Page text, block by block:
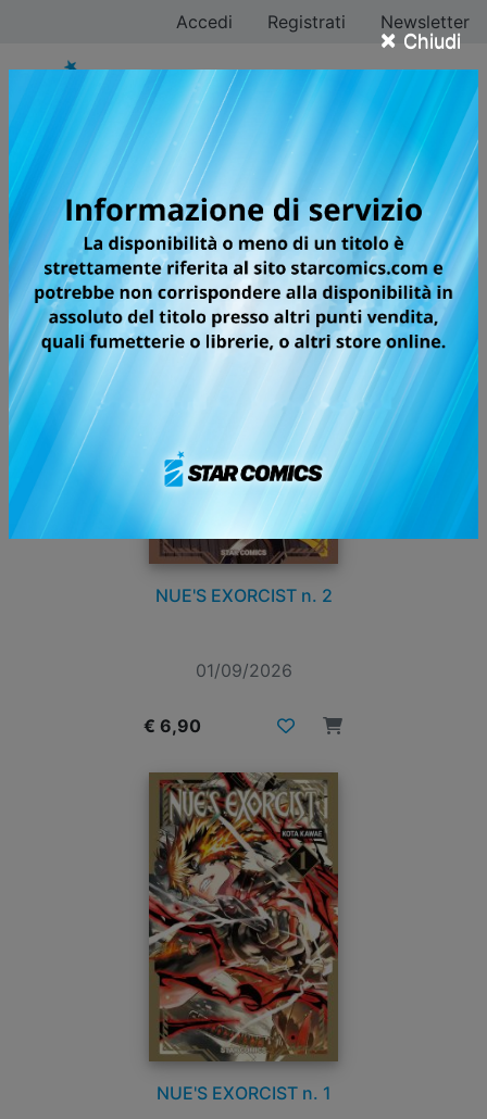
× Chiudi
Accedi Registrati Newsletter
Tutti i fumetti per la
testata ZERO
NUE'S EXORCIST n. 2
01/09/2026
€ 6,90
NUE'S EXORCIST n. 1